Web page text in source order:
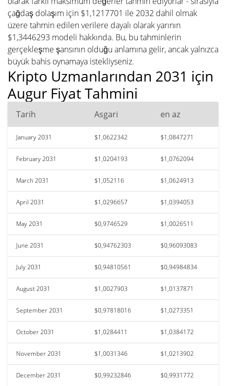
çağdaş dolaşım için $1,1217701 ile 2032 dahil olmak
üzere tahmin edilen verilere dayalı olarak yarının
$1,3446293 modeli hakkında. Bu, bu tahminlerin
gerçekleşme şansının olduğu anlamına gelir, ancak yalnızca
büyük bahis oynamaya istekliyseniz.
Kripto Uzmanlarından 2031 için
Augur Fiyat Tahmini
Tarih Asgari en az
January 2031 $1,0622342 $1,0847271
February 2031 $1,0204193 $1,0762094
March 2031 $1,052116 $1,0624913
April 2031 $1,0296657 $1,0394053
May 2031 $0,9746529 $1,0026511
June 2031 $0,94762303 $0,96093083
July 2031 $0,94810561 $0,94984834
August 2031 $1,0027903 $1,0137871
September 2031 $0,97818016 $1,0273351
October 2031 $1,0284411 $1,0384172
November 2031 $1,0031346 $1,0213902
December 2031 $0,99232846 $0,9931772